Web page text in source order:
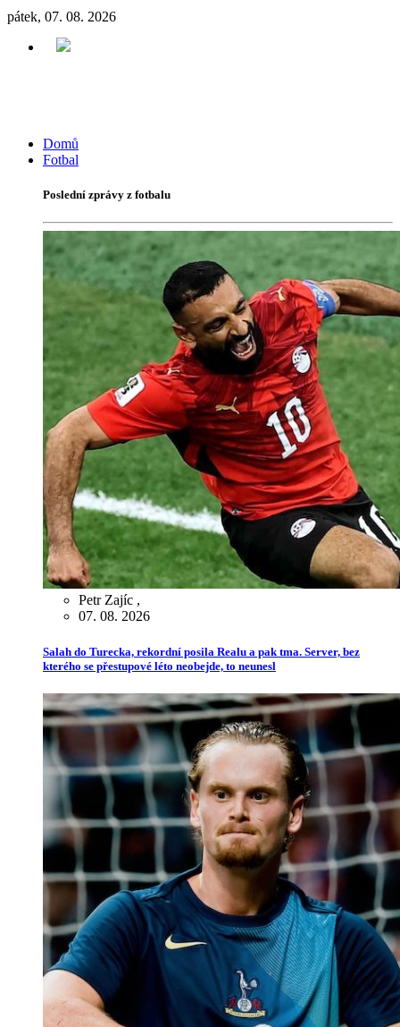
pátek, 07. 08. 2026
Domů
Fotbal
Poslední zprávy z fotbalu
Petr Zajíc ,
07. 08. 2026
Salah do Turecka, rekordní posila Realu a pak tma. Server, bez
kterého se přestupové léto neobejde, to neunesl